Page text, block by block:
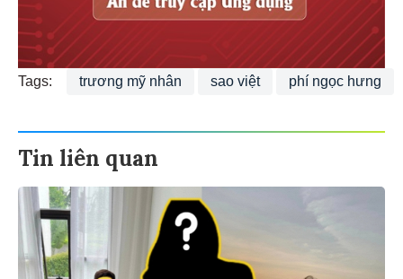
Tags: trương mỹ nhân sao việt phí ngọc hưng
Tin liên quan